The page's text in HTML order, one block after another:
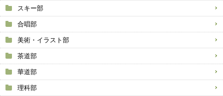
スキー部
合唱部
美術・イラスト部
茶道部
華道部
理科部